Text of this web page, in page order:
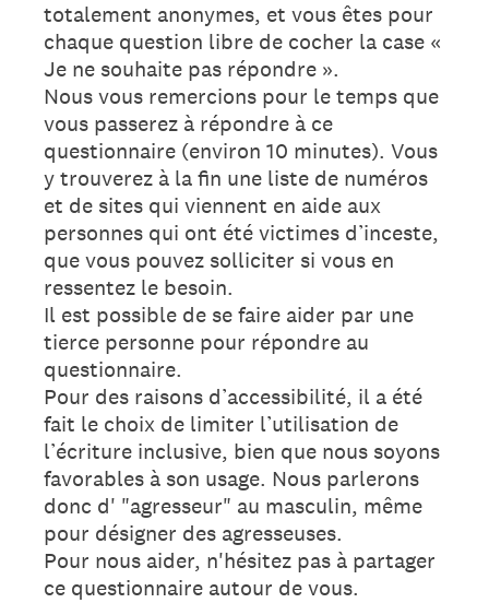
totalement anonymes, et vous êtes pour
chaque question libre de cocher la case «
Je ne souhaite pas répondre ».
Nous vous remercions pour le temps que
vous passerez à répondre à ce
questionnaire (environ 10 minutes). Vous
y trouverez à la fin une liste de numéros
et de sites qui viennent en aide aux
personnes qui ont été victimes d’inceste,
que vous pouvez solliciter si vous en
ressentez le besoin.
Il est possible de se faire aider par une
tierce personne pour répondre au
questionnaire.
Pour des raisons d’accessibilité, il a été
fait le choix de limiter l’utilisation de
l’écriture inclusive, bien que nous soyons
favorables à son usage. Nous parlerons
donc d' "agresseur" au masculin, même
pour désigner des agresseuses.
Pour nous aider, n'hésitez pas à partager
ce questionnaire autour de vous.